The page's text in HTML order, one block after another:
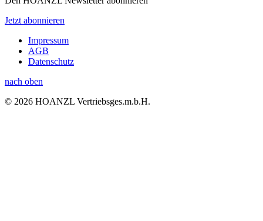
Jetzt abonnieren
Impressum
AGB
Datenschutz
nach oben
© 2026 HOANZL Vertriebsges.m.b.H.